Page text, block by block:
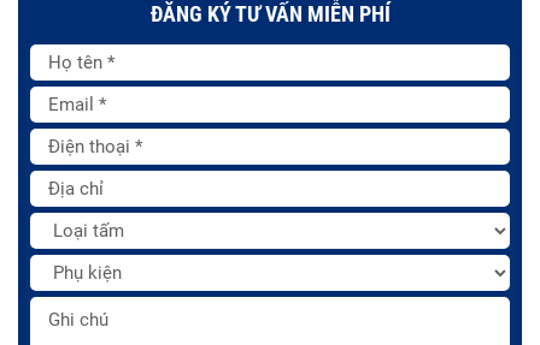
ĐĂNG KÝ TƯ VẤN MIỄN PHÍ